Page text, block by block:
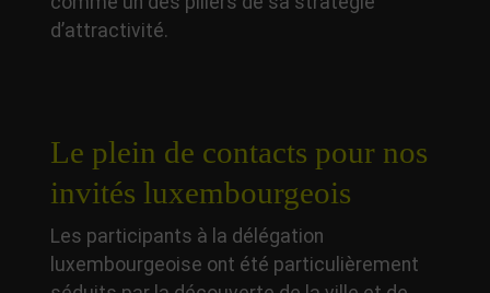
d’attractivité.
Le plein de contacts pour nos
invités luxembourgeois
Les participants à la délégation
luxembourgeoise ont été particulièrement